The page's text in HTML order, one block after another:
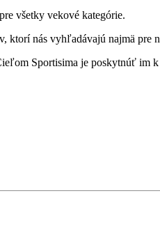
všetky vekové kategórie.
nás vyhľadávajú najmä pre
Sportisima je poskytnúť im